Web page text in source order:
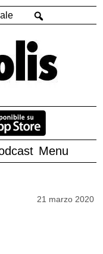
Menu
21 marzo 2020